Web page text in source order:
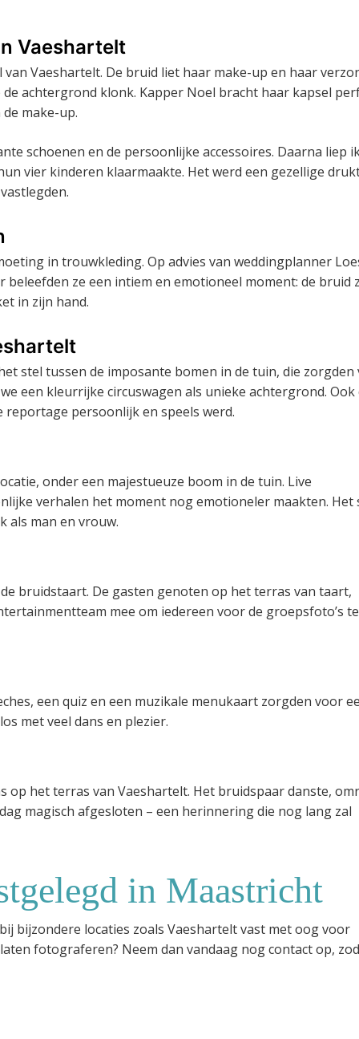
Vaeshartelt
Vaeshartelt. De bruid liet haar make-up en haar
achtergrond klonk. Kapper Noel bracht haar kapsel
make-up.
schoenen en de persoonlijke accessoires. Daarna liep
vier kinderen klaarmaakte. Het werd een gezellige
in trouwkleding. Op advies van weddingplanner
ze een intiem en emotioneel moment: de bruid
in zijn hand.
stel tussen de imposante bomen in de tuin, die zorgden
een kleurrijke circuswagen als unieke achtergrond. Ook
persoonlijk en speels werd.
onder een majestueuze boom in de tuin. Live
verhalen het moment nog emotioneler maakten. Het
als man en vrouw.
bruidstaart. De gasten genoten op het terras van taart,
mee om iedereen voor de groepsfoto’s te
een quiz en een muzikale menukaart zorgden voor
met veel dans en plezier.
op het terras van Vaeshartelt. Het bruidspaar danste,
magisch afgesloten – een herinnering die nog lang zal
in Maastricht
bijzondere locaties zoals Vaeshartelt vast met oog voor
fotograferen? Neem dan vandaag nog contact op,